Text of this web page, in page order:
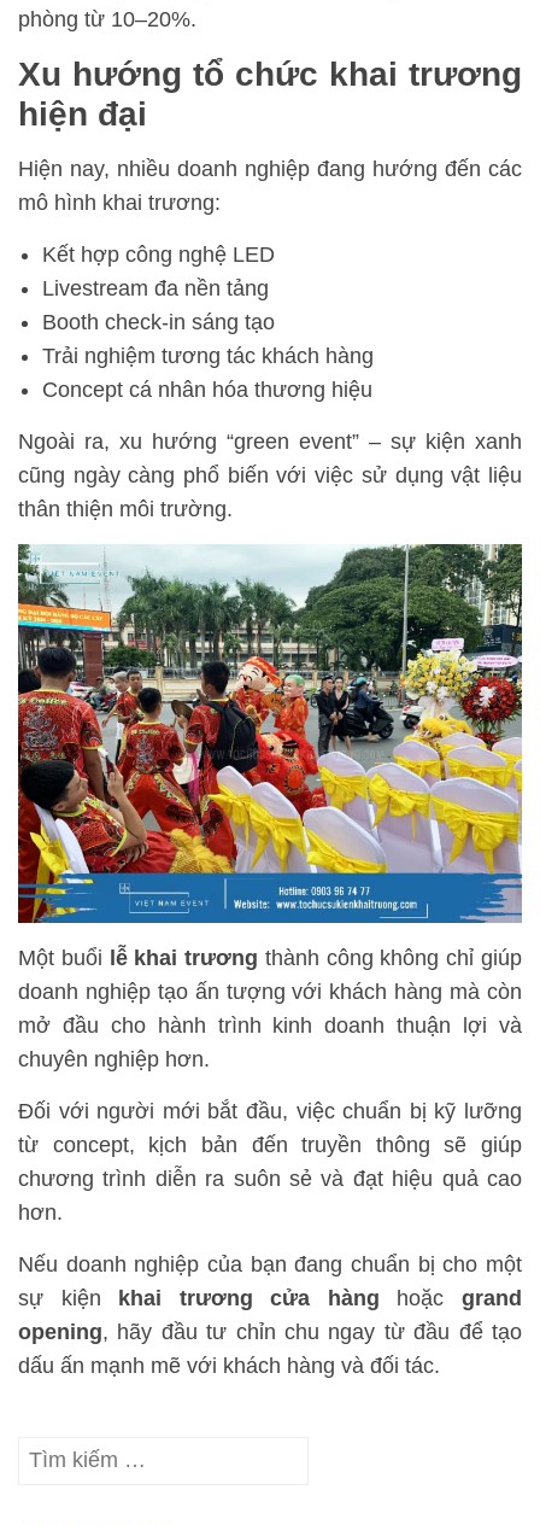
phòng từ 10–20%.
Xu hướng tổ chức khai trương
hiện đại
Hiện nay, nhiều doanh nghiệp đang hướng đến các
mô hình khai trương:
Kết hợp công nghệ LED
Livestream đa nền tảng
Booth check-in sáng tạo
Trải nghiệm tương tác khách hàng
Concept cá nhân hóa thương hiệu
Ngoài ra, xu hướng “green event” – sự kiện xanh
cũng ngày càng phổ biến với việc sử dụng vật liệu
thân thiện môi trường.
Một buổi lễ khai trương thành công không chỉ giúp
doanh nghiệp tạo ấn tượng với khách hàng mà còn
mở đầu cho hành trình kinh doanh thuận lợi và
chuyên nghiệp hơn.
Đối với người mới bắt đầu, việc chuẩn bị kỹ lưỡng
từ concept, kịch bản đến truyền thông sẽ giúp
chương trình diễn ra suôn sẻ và đạt hiệu quả cao
hơn.
Nếu doanh nghiệp của bạn đang chuẩn bị cho một
sự kiện khai trương cửa hàng hoặcgrand
opening, hãy đầu tư chỉn chu ngay từ đầu để tạo
dấu ấn mạnh mẽ với khách hàng và đối tác.
Tìm